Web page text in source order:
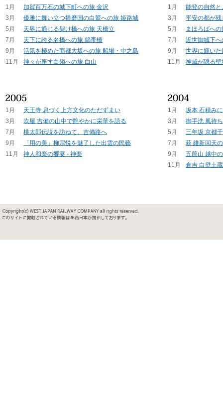
1月
加賀百万石の城下町への旅 金沢
3月
優雅に舞い立つ播磨国の白鷲への旅 姫路城
5月
天界に通じる架け橋への旅 天橋立
7月
天下に誇る名橋への旅 錦帯橋
9月
活気を極めた商都大坂への旅 船場・中之島
11月
神々が座す白嶺への旅 白山
1月
能登の自然
3月
平安の都が
5月
まほろばへ
7月
近世御城下
9月
世界に輝い
11月
神威が隠る
1月
天王寺 息づく上方文化のただずまい
3月
吹屋 吉備の山中で艶やかに栄華を語る
7月
桃太郎伝説を訪ねて、吉備路へ
9月
「用の美」柳宗悦を魅了した出雲の民藝
11月
神人和楽の饗宴 - 神楽
1月
坂本 石積み
3月
御手洗 風待
5月
三年坂 京都
7月
萩 維新回天
9月
五箇山 越中
11月
倉吉 白壁土